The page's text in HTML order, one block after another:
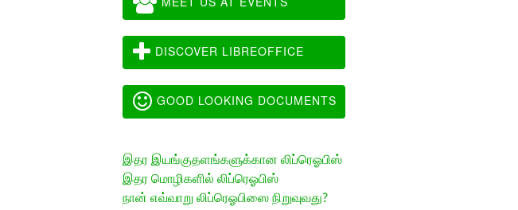
DISCOVER LIBREOFFICE
GOOD LOOKING DOCUMENTS
இதர இயங்குதளங்களுக்கான லிப்ரெஓபிஸ்
இதர மொழிகளில் லிப்ரெஓபிஸ்
நான் எவ்வாறு லிப்ரெஓபிஸை நிறுவுவது?